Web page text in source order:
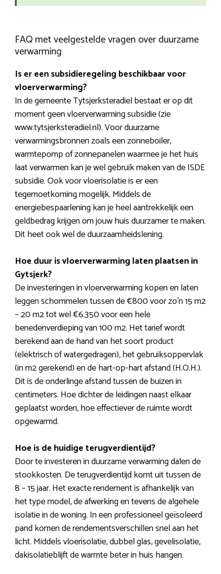
FAQ met veelgestelde vragen over duurzame
verwarming
Is er een subsidieregeling beschikbaar voor
vloerverwarming?
In de gemeente Tytsjerksteradiel bestaat er op dit
moment geen vloerverwarming subsidie (zie
www.tytsjerksteradiel.nl). Voor duurzame
verwarmingsbronnen zoals een zonneboiler,
warmtepomp of zonnepanelen waarmee je het huis
laat verwarmen kan je wel gebruik maken van de ISDE
subsidie. Ook voor vloerisolatie is er een
tegemoetkoming mogelijk. Middels de
energiebespaarlening kan je heel aantrekkelijk een
geldbedrag krijgen om jouw huis duurzamer te maken.
Dit heet ook wel de duurzaamheidslening.
Hoe duur is vloerverwarming laten plaatsen in
Gytsjerk?
De investeringen in vloerverwarming kopen en laten
leggen schommelen tussen de €800 voor zo’n 15 m2
– 20 m2 tot wel €6.350 voor een hele
benedenverdieping van 100 m2. Het tarief wordt
berekend aan de hand van het soort product
(elektrisch of watergedragen), het gebruiksoppervlak
(in m2 gerekend) en de hart-op-hart afstand (H.O.H.).
Dit is de onderlinge afstand tussen de buizen in
centimeters. Hoe dichter de leidingen naast elkaar
geplaatst worden, hoe effectiever de ruimte wordt
opgewarmd.
Hoe is de huidige terugverdientijd?
Door te investeren in duurzame verwarming dalen de
stookkosten. De terugverdientijd komt uit tussen de
8 – 15 jaar. Het exacte rendement is afhankelijk van
het type model, de afwerking en tevens de algehele
isolatie in de woning. In een professioneel geïsoleerd
pand komen de rendementsverschillen snel aan het
licht. Middels vloerisolatie, dubbel glas, gevelisolatie,
dakisolatieblijft de warmte beter in huis hangen.